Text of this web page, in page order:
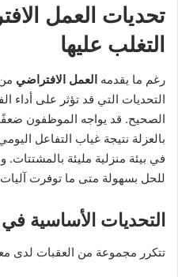
تحديات العمل
التغلب عليها
رغم ما يقدمه العمل الافتراضي
التحديات التي قد تؤثر على أداء
الصحيح. قد يواجه الموظفون
بالعزلة نتيجة غياب التفاعل
في بيئة منزلية مليئة بالمشتتات.
للحل بسهولة متى ما توفرت
التحديات الأساسية في
تتكرر مجموعة من العقبات لدى